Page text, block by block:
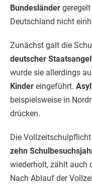
Bundesländer
Deutschland nicht
Zunächst galt die
deutscher
wurde sie allerdings
Kinder eingeführt.
beispielsweise in
drücken.
Die Vollzeitschulpflicht
zehn
wiederholt, zählt auch
Nach Ablauf der